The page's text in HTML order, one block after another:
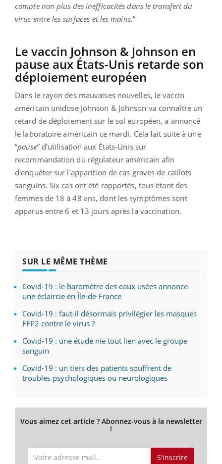
compte non plus des inefficacités dans le transfert du
virus entre les surfaces et les mains.”
Le vaccin Johnson & Johnson en
pause aux États-Unis retarde son
déploiement européen
Dans le rayon des mauvaises nouvelles, le vaccin
américain unidose Johnson & Johnson va connaître un
retard de déploiement sur le sol européen, a annoncé
le laboratoire américain ce mardi. Cela fait suite à une
“pause” d'utilisation aux États-Unis sur
recommandation du régulateur américain afin
d'enquêter sur l'apparition de cas graves de caillots
sanguins. Six cas ont été rapportés, tous étant des
femmes de 18 à 48 ans, dont les symptômes sont
apparus entre 6 et 13 jours après la vaccination.
SUR LE MÊME THÈME
Covid-19 : le baromètre des eaux usées annonce
une éclaircie en Île-de-France
Covid-19 : faut-il désormais privilégier les masques
FFP2 contre le virus ?
Covid-19 : une étude nie tout lien avec le groupe
sanguin
Covid-19 : un tiers des patients souffrent de
troubles psychologiques ou neurologiques
Vous aimez cet article ? Abonnez-vous à la newsletter
!
S'inscrire